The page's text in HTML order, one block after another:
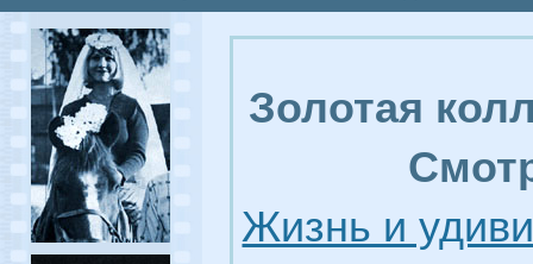
Золотая
Жизнь и